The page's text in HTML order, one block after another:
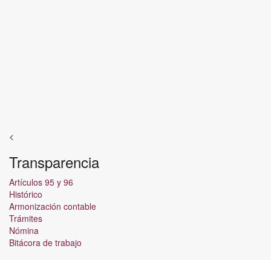
<
Transparencia
Artículos 95 y 96
Histórico
Armonización contable
Trámites
Nómina
Bitácora de trabajo